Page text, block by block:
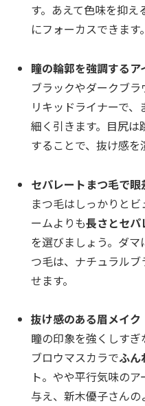
す。あえて色味を抑え
にフォーカスできます。
瞳の輪郭を強調するア
ブラックやダークブ
リキッドライナーで
細く引きます。目尻は
することで、抜け感を
セパレートまつ毛で眼
まつ毛はしっかりと
ームよりも長さとセパ
を選びましょう。ダ
つ毛は、ナチュラル
せます。
抜け感のある眉メイク
瞳の印象を強くしす
ブロウマスカラでふん
ト。やや平行気味の
与え、新木優子さん